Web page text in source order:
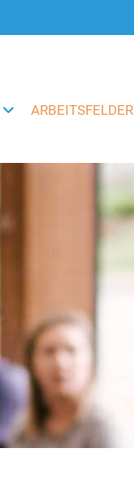
ARBEITSFELDER